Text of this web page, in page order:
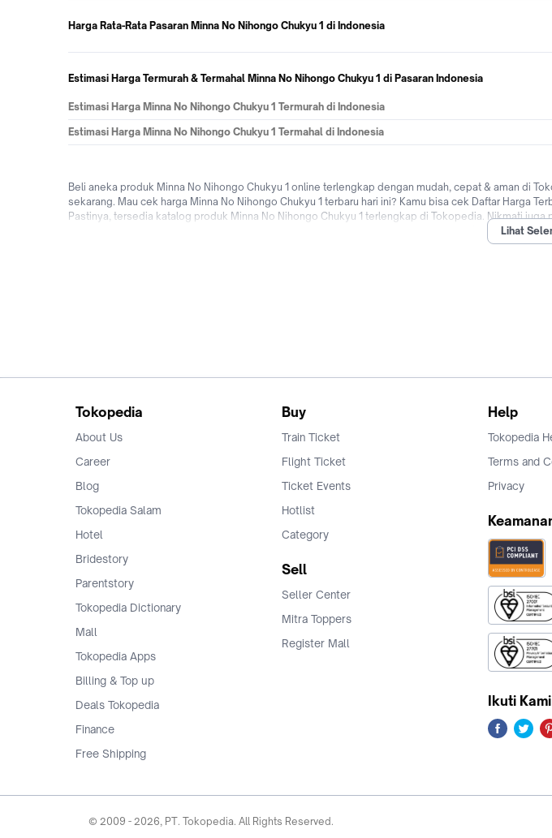
Harga Rata-Rata Pasaran Minna No Nihongo Chukyu 1 di Indonesia
Estimasi Harga Termurah & Termahal Minna No Nihongo Chukyu 1 di Pasaran Indonesia
Estimasi Harga Minna No Nihongo Chukyu 1 Termurah di Indonesia
Estimasi Harga Minna No Nihongo Chukyu 1 Termahal di Indonesia
Beli aneka produk Minna No Nihongo Chukyu 1 online terlengkap dengan mudah, cepat & aman di
sekarang. Mau cek harga Minna No Nihongo Chukyu 1 terbaru hari ini? Kamu bisa cek Daftar Harga
Pastinya, tersedia katalog produk Minna No Nihongo Chukyu 1 terlengkap di Tokopedia. Nikmati
pilihan pengiriman yang sampai dihari yang sama, bebas ongkir, bisa bayar ditempat (COD), fitur
pengguna baru! Tunggu apalagi? Yuk jual & beli Minna No Nihongo Chukyu 1 online dengan mudah &
Lihat
Tokopedia
About Us
Career
Blog
Tokopedia Salam
Hotel
Bridestory
Parentstory
Tokopedia Dictionary
Mall
Tokopedia Apps
Billing & Top up
Deals Tokopedia
Finance
Free Shipping
Buy
Train Ticket
Flight Ticket
Ticket Events
Hotlist
Category
Sell
Seller Center
Mitra Toppers
Register Mall
Help
Tokopedia
Terms and
Privacy
Ikuti Kami
© 2009 - 2026, PT. Tokopedia. All Rights Reserved.